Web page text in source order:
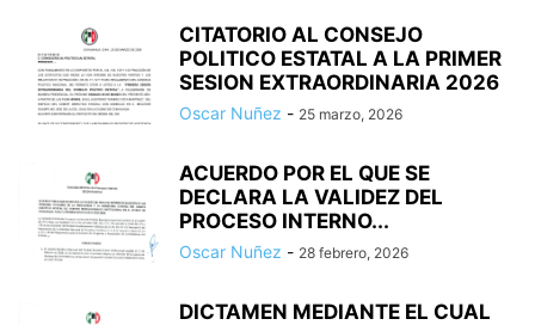
CITATORIO AL CONSEJO
POLITICO ESTATAL A LA PRIMER
SESION EXTRAORDINARIA 2026
Oscar Nuñez - 25 marzo, 2026
ACUERDO POR EL QUE SE
DECLARA LA VALIDEZ DEL
PROCESO INTERNO...
Oscar Nuñez - 28 febrero, 2026
DICTAMEN MEDIANTE EL CUAL